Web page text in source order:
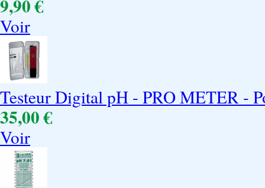
9,90 €
Voir
Testeur Digital pH - PRO METER -
35,00 €
Voir